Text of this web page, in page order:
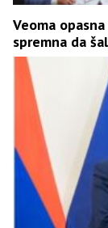
Veoma
spremna da